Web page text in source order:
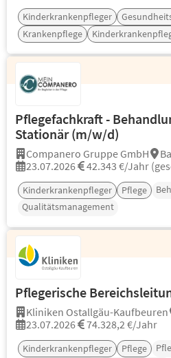
Kinderkrankenpfleger
Krankenpflege
Pflegefachkraft -
Stationär (m/w/d)
Companero Gruppe GmbH
23.07.2026
42.343 €/Jahr
Kinderkrankenpfleger Pflege
Qualitätsmanagement
Pflegerische
Kliniken Ostallgäu-Kaufbeuren
23.07.2026
74.328,2 €/Jahr
Kinderkrankenpfleger Pflege